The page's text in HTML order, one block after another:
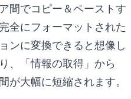
間でコピー＆ペーストす
全にフォーマットされた
ンに変換できると想像し
、「情報の取得」から
が大幅に短縮されます。